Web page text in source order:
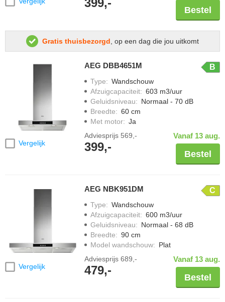
399,-
Bestel
Gratis thuisbezorgd , op een dag die jou uitkomt
Vergelijk
AEG DBB4651M B
Type: Wandschouw
Afzuigcapaciteit: 603 m3/uur
Geluidsniveau: Normaal - 70 dB
Breedte: 60 cm
Met motor: Ja
Adviesprijs 569,-
399,-
Vanaf 13 aug.
Bestel
Vergelijk
AEG NBK951DM C
Type: Wandschouw
Afzuigcapaciteit: 600 m3/uur
Geluidsniveau: Normaal - 68 dB
Breedte: 90 cm
Model wandschouw: Plat
Adviesprijs 689,-
479,-
Vanaf 13 aug.
Bestel